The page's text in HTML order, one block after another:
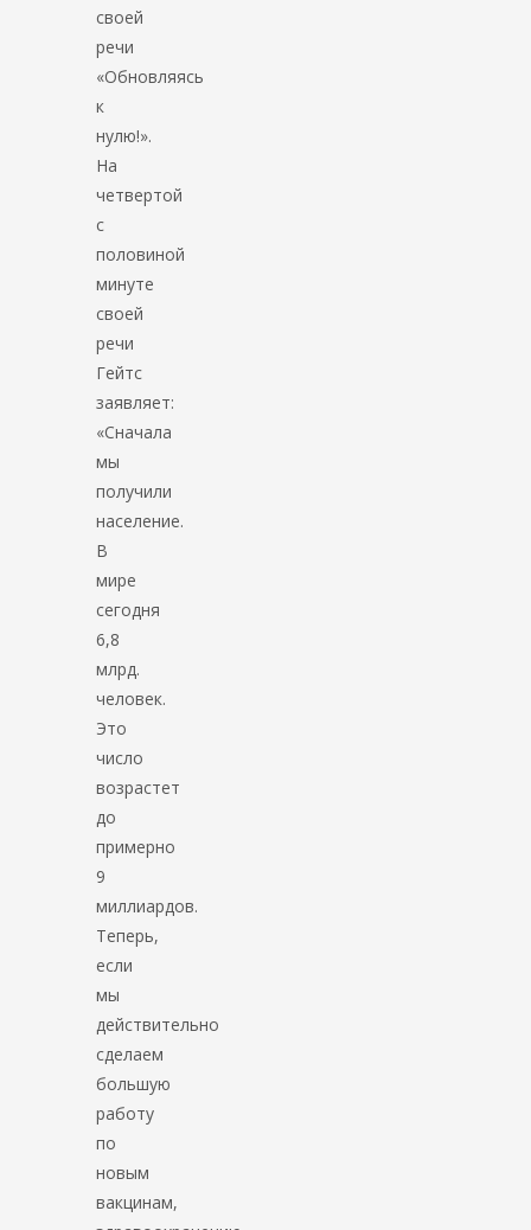
своей
речи
«Обновляясь
к
нулю!».
На
четвертой
с
половиной
минуте
своей
речи
Гейтс
заявляет:
«Сначала
мы
получили
население.
В
мире
сегодня
6,8
млрд.
человек.
Это
число
возрастет
до
примерно
9
миллиардов.
Теперь,
если
мы
действительно
сделаем
большую
работу
по
новым
вакцинам,